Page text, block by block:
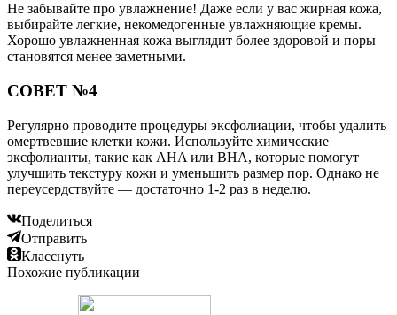
Не забывайте про увлажнение! Даже если у вас жирная кожа,
выбирайте легкие, некомедогенные увлажняющие кремы.
Хорошо увлажненная кожа выглядит более здоровой и поры
становятся менее заметными.
СОВЕТ №4
Регулярно проводите процедуры эксфолиации, чтобы удалить
омертвевшие клетки кожи. Используйте химические
эксфолианты, такие как AHA или BHA, которые помогут
улучшить текстуру кожи и уменьшить размер пор. Однако не
переусердствуйте — достаточно 1-2 раз в неделю.
Поделиться
Отправить
Класснуть
Похожие публикации